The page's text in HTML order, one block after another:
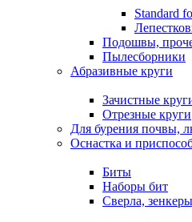
Standard
Подошвы,
Пылесборники
Абразивные круги
Зачистные
Отрезные круги
Для бурения почвы,
Оснастка и
Биты
Наборы бит
Сверла,